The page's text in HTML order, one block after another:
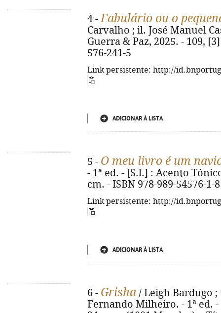
4 -Fabulário ou o
Carvalho ; il. José Manuel
Guerra & Paz, 2025. - 109,
576-241-5
Link persistente: http://
ADICIONAR À LISTA
5 - O meu livro é um
- 1ª ed. - [S.l.] : Acento
cm. - ISBN 978-989-54576-1-8
Link persistente: http://
ADICIONAR À LISTA
6 - Grisha / Leigh Bardugo
Fernando Milheiro. - 1ª ed.